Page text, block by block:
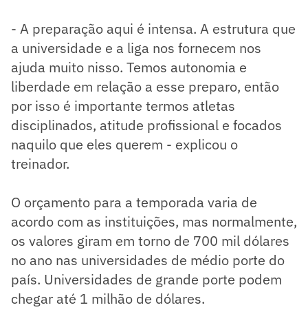
- A preparação aqui é intensa. A estrutura que
a universidade e a liga nos fornecem nos
ajuda muito nisso. Temos autonomia e
liberdade em relação a esse preparo, então
por isso é importante termos atletas
disciplinados, atitude profissional e focados
naquilo que eles querem - explicou o
treinador.
O orçamento para a temporada varia de
acordo com as instituições, mas normalmente,
os valores giram em torno de 700 mil dólares
no ano nas universidades de médio porte do
país. Universidades de grande porte podem
chegar até 1 milhão de dólares.